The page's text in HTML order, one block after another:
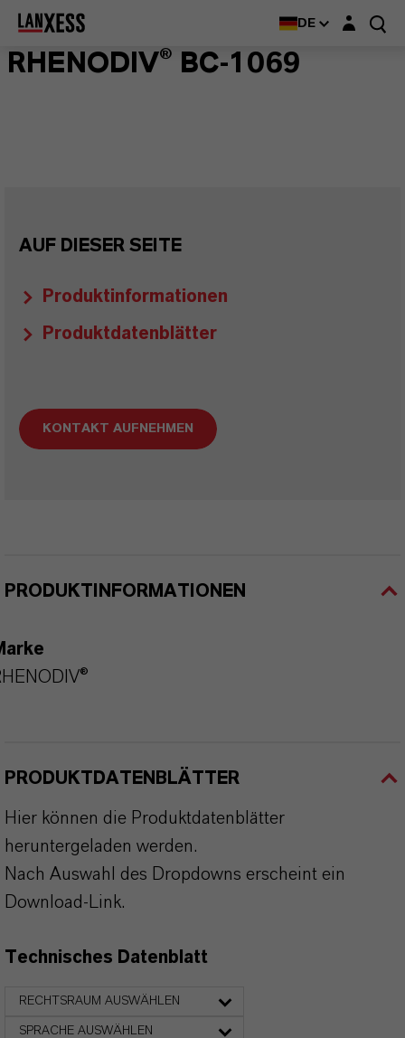
DE Login-Maske
RHENODIV® BC-1069
AUF DIESER SEITE
Produktinformationen
Produktdatenblätter
KONTAKT AUFNEHMEN
PRODUKTINFORMATIONEN
PRODUKTDATENBLÄTTER
Hier können die Produktdatenblätter
heruntergeladen werden.
Nach Auswahl des Dropdowns erscheint ein
Download-Link.
Technisches Datenblatt
RECHTSRAUM AUSWÄHLEN
SPRACHE AUSWÄHLEN